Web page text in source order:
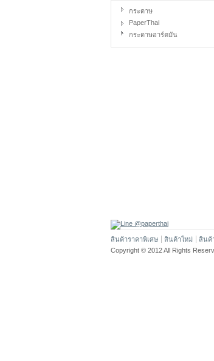
กระดาษ
PaperThai
กระดาษอาร์ตมัน
สินค้าราคาพิเศษ สินค้าใหม่ สินค้
Copyright © 2012 All Rights